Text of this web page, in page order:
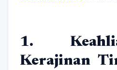
1.
Kerajinan